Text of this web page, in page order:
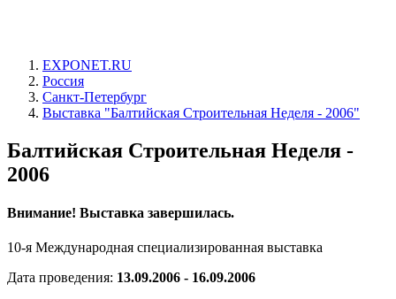
EXPONET.RU
Россия
Санкт-Петербург
Выставка "Балтийская Строительная Неделя - 2006"
Балтийская Строительная Неделя -
2006
Внимание! Выставка завершилась.
10-я Международная специализированная выставка
Дата проведения: 13.09.2006 - 16.09.2006